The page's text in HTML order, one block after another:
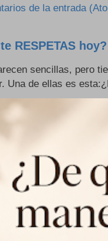
de la entrada
RESPETAS hoy?
sencillas, pero
Una de ellas es